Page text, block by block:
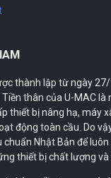
thành lập từ ngày
thân của U-MAC là
thiết bị nâng hạ, máy
động toàn cầu. Do
Nhật Bản để
thiết bị chất lượng và